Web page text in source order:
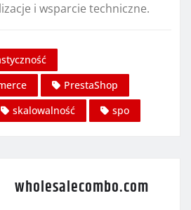
i wsparcie techniczne.
PrestaShop
skalowalność spo
wholesalecombo.com